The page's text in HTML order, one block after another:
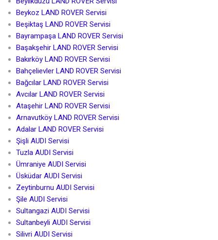
Beykoz LAND ROVER Servisi
Beşiktaş LAND ROVER Servisi
Bayrampaşa LAND ROVER Servisi
Başakşehir LAND ROVER Servisi
Bakırköy LAND ROVER Servisi
Bahçelievler LAND ROVER Servisi
Bağcılar LAND ROVER Servisi
Avcılar LAND ROVER Servisi
Ataşehir LAND ROVER Servisi
Arnavutköy LAND ROVER Servisi
Adalar LAND ROVER Servisi
Şişli AUDI Servisi
Tuzla AUDI Servisi
Ümraniye AUDI Servisi
Üsküdar AUDI Servisi
Zeytinburnu AUDI Servisi
Şile AUDI Servisi
Sultangazi AUDI Servisi
Sultanbeyli AUDI Servisi
Silivri AUDI Servisi